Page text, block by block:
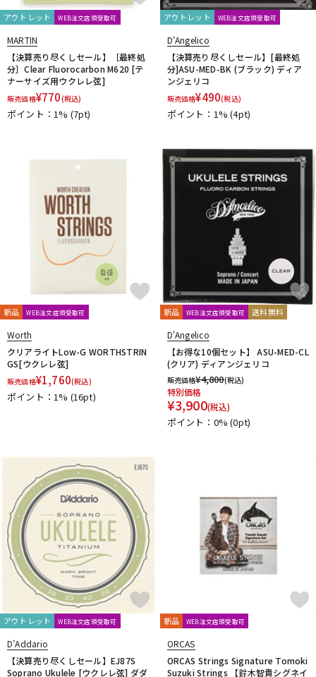
DINGWALL
dmi guitar labs Doc Simons DR
Dr.DUCK'S
Editions Bim
ele-king books
EMERSON CUSTOM
EMG Enfini Custom Works
ENGL
Epiphone
ERNIE BALL EVH Famous
F-bass
Fender Fender Japan
Fender USA
FERNANDES ／ Burny
Floyd Rose
Franklin
Freeway Switch FU-Tone
G.I. Batteries G7th GATOR Frameworks
GHS
Gibson
GID
GORILLA SNOT
GOTOH
Grande uomo Graph Tech
Gravity Guitar Picks
Greg Bennett
GrooveTech Tools
Grover
Grover Allman
GUITTO
Hal Leonard
HANNABACH HARRY'S
HATA
HERCO HERCULES HexHider
HipStrap
Hofner
HOSCO HOWARD HUDSON MUSIC
Ibanez
Ikebe Original
Inner Bamboo Bass Instruments (IBBI)
J.P.CARLOS
JAKE SHIMABUKURO
John Pearse K&M K.Yairi
KALA
Kamaka
KAMINARI Ken Smith
K-Garage
Kikutani
Killer KLUSON Ko’olau
KR'Z NANO DIAMOND CABLE
kusakusa88
LAVA MUSIC
Lee Guitars LEVY’S
Live Line
Lizard Spit LM STRAP
LUTHIER
Magna Cart Magslide
Manikin Electronic
Mark Strings
MARTIN
MASTER8 JAPAN
Mastery Bridge MATON
MAYONES
MD Guitars
Mighty Bright MJC Ironworks
MMI
MODERN PIRATES
MOGAMI
MONO
MONSTER CABLE
Montreux
MORRIS
MUSIC NOMAD
MUSIC WORKS
NAZCA STRAP NEO
NIKKO(日工精機)
No Brand
Noah’sark Nordstrand NUX
O-R
OFFICIAL EDWARD VAN HALEN MINI GUITARS
Oihata
アウトレット WEB注文店頭受取可
MARTIN
【決算売り尽くしセール】［最終処
分］Clear Fluorocarbon M620 [テ
ナーサイズ用ウクレレ弦]
販売価格¥770(税込)
ポイント：1% (7pt)
アウトレット WEB注文店頭受取可
D'Angelico
【決算売り尽くしセール】[最終処
分]ASU-MED-BK (ブラック) ディア
ンジェリコ
販売価格¥490(税込)
ポイント：1%(4pt)
新品 WEB注文店頭受取可
Worth
クリアライトLow-G WORTHSTRIN
GS[ウクレレ弦]
販売価格¥1,760(税込)
ポイント：1% (16pt)
新品 WEB注文店頭受取可 送料無料
D'Angelico
【お得な10個セット】 ASU-MED-CL
(クリア) ディアンジェリコ
販売価格¥4,800(税込)
特別価格
¥3,900(税込)
ポイント：0%(0pt)
アウトレット WEB注文店頭受取可
D’Addario
【決算売り尽くしセール】EJ87S
Soprano Ukulele [ウクレレ弦] ダダ
新品 WEB注文店頭受取可
ORCAS
ORCAS Strings Signature Tomoki
Suzuki Strings 【鈴木智貴シグネイ